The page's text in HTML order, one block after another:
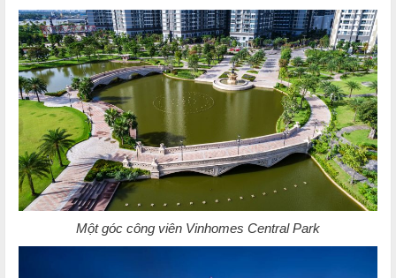
Một góc công viên Vinhomes Central Park